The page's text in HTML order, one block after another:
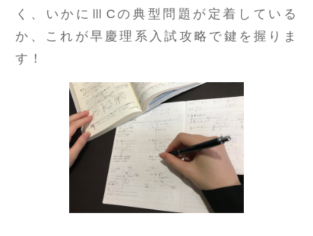
く、いかにⅢCの典型問題が定着している
か、これが早慶理系入試攻略で鍵を握りま
す！